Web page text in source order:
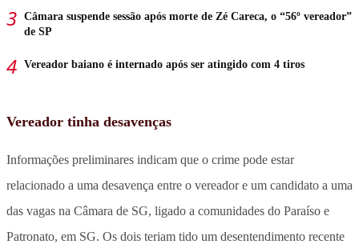
Câmara suspende sessão após morte de Zé Careca, o “56º vereador”
de SP
Vereador baiano é internado após ser atingido com 4 tiros
Vereador tinha desavenças
Informações preliminares indicam que o crime pode estar
relacionado a uma desavença entre o vereador e um candidato a uma
das vagas na Câmara de SG, ligado a comunidades do Paraíso e
Patronato, em SG. Os dois teriam tido um desentendimento recente